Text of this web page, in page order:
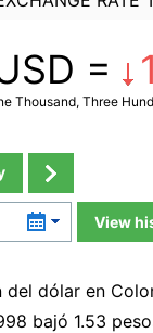
=
Thousand, Three
View
del dólar en
bajó 1.53